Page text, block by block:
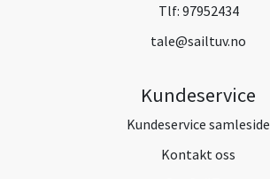
Tlf: 97952434
tale@sailtuv.no
Kundeservice
Kundeservice samleside
Kontakt oss